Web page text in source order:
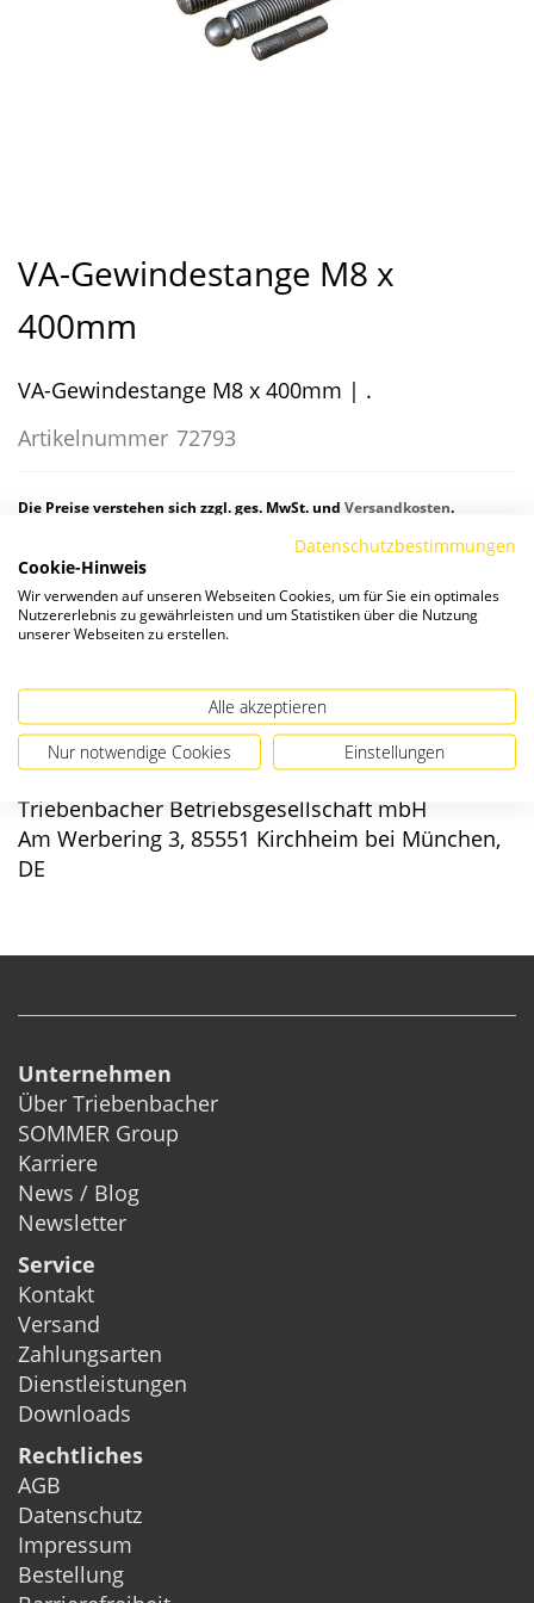
der
Bildergalerie
springen
VA-Gewindestange M8 x
400mm
VA-Gewindestange M8 x 400mm | .
Artikelnummer 72793
Die Preise verstehen sich zzgl. ges. MwSt. und Versandkosten.
Verfügbarkeit:
Angaben zur Produktsicherheit
Hersteller/EU verantwortliche Person:
Triebenbacher Betriebsgesellschaft mbH
Am Werbering 3, 85551 Kirchheim bei München,
DE
Unternehmen
Über Triebenbacher
SOMMER Group
Karriere
News / Blog
Newsletter
Service
Kontakt
Versand
Zahlungsarten
Dienstleistungen
Downloads
Rechtliches
AGB
Datenschutz
Impressum
Bestellung
Datenschutzbestimmungen
Cookie-Hinweis
Wir verwenden auf unseren Webseiten Cookies, um für Sie ein optimales
Nutzererlebnis zu gewährleisten und um Statistiken über die Nutzung
unserer Webseiten zu erstellen.
Alle akzeptieren
Nur notwendige Cookies Einstellungen